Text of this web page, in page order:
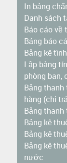
In bảng
Danh sách
Báo cáo về
Bảng báo
Bảng kê
Lập bảng
phòng ban,
Bảng
hàng (chi
Bảng
Bảng kê
Bảng kê
Bảng kê
nước